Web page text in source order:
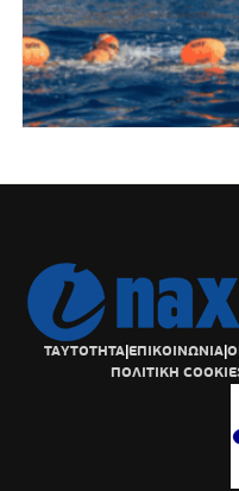
ΤΑΥΤΟΤΗΤΑ|ΕΠΙΚΟΙΝΩΝΙΑ|
ΠΟΛΙΤΙΚΗ